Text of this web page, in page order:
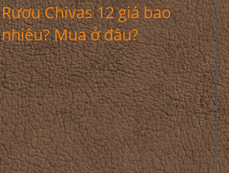
Rượu Chivas 12 giá bao
nhiêu? Mua ở đâu?